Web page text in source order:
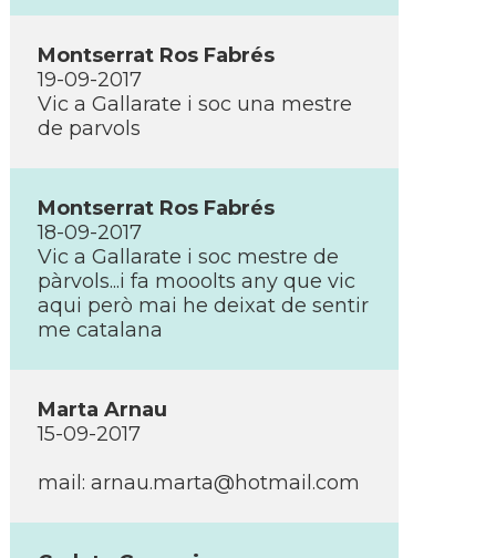
Montserrat Ros Fabrés
19-09-2017
Vic a Gallarate i soc una mestre
de parvols
Montserrat Ros Fabrés
18-09-2017
Vic a Gallarate i soc mestre de
pàrvols...i fa mooolts any que vic
aqui però mai he deixat de sentir
me catalana
Marta Arnau
15-09-2017
mail: arnau.marta@hotmail.com